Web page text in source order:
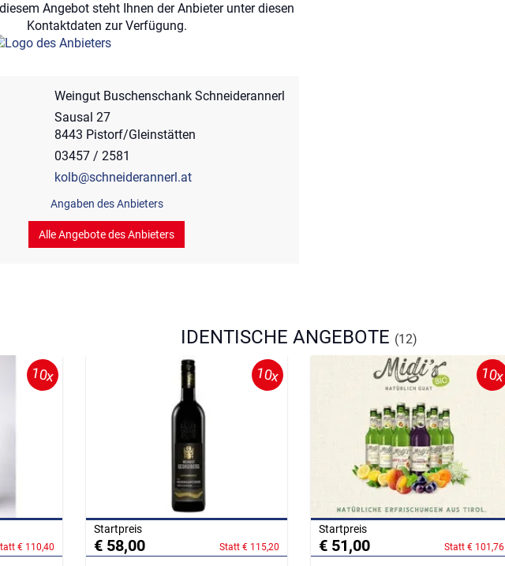
Angebot steht Ihnen der Anbieter unter diesen
Kontaktdaten zur Verfügung.
Weingut Buschenschank Schneiderannerl
Sausal 27
8443 Pistorf/Gleinstätten
03457 / 2581
kolb@schneiderannerl.at
Angaben des Anbieters
Alle Angebote des Anbieters
IDENTISCHE ANGEBOTE (12)
10x
€ 110,40
10x
Startpreis
€ 58,00 Statt € 115,20
10x
Startpreis
€ 51,00 Statt € 101,76